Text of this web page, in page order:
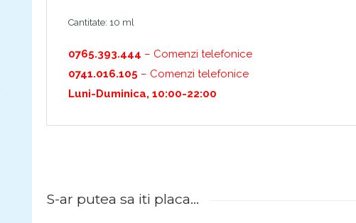
Cantitate: 10 ml
0765.393.444 – Comenzi telefonice
0741.016.105 – Comenzi telefonice
Luni-Duminica, 10:00-22:00
S-ar putea sa iti placa...